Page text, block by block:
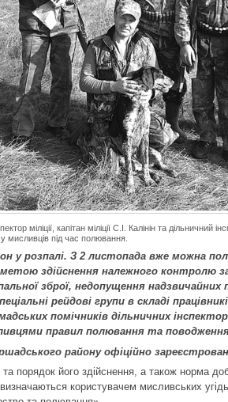
міліції, капітан міліції С.І. Калінін та дільничний
мисливців під час полювання.
у розпалі. З 2 листопада вже можна
метою здійснення належного контролю
зброї, недопущення
рейдові групи в складі
помічників дільничних
правил полювання та
району офіційно
порядок його здійснення, а також норма
користувачем мисливських